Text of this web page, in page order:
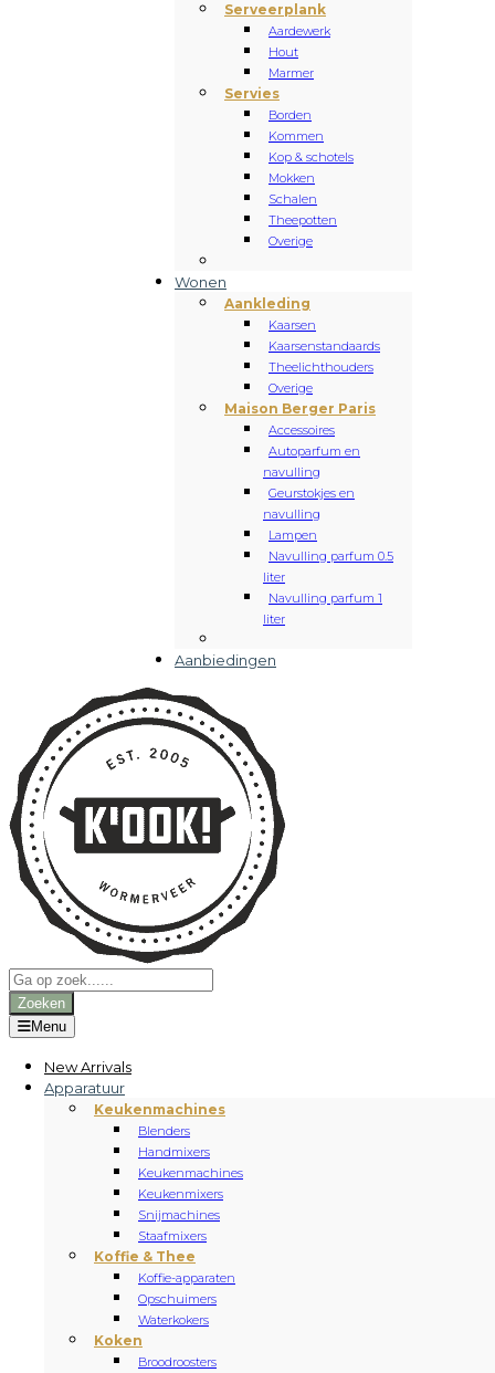
Serveerplank
Aardewerk
Hout
Marmer
Servies
Borden
Kommen
Kop & schotels
Mokken
Schalen
Theepotten
Overige
Wonen
Aankleding
Kaarsen
Kaarsenstandaards
Theelichthouders
Overige
Maison Berger Paris
Accessoires
Autoparfum en
navulling
Geurstokjes en
navulling
Lampen
Navulling parfum 0.5
liter
Navulling parfum 1
liter
Aanbiedingen
Producten
zoeken
Zoeken
Menu
New Arrivals
Apparatuur
Keukenmachines
Blenders
Handmixers
Keukenmachines
Keukenmixers
Snijmachines
Staafmixers
Koffie & Thee
Koffie-apparaten
Opschuimers
Waterkokers
Koken
Broodroosters